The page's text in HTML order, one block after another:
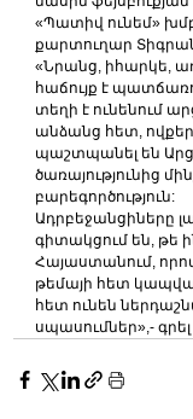
«Պատիվ ունեմ»
քարտուղար
«Նրանց, իհարկե,
հաճույք է
տեղի է ունենում
անձանց հետ,
պաշտպանել են
ծառայությունից
բարեգործություն:
Ադրբեջանցիները
գիտակցում են, թե
Հայաստանում,
թեմայի հետ
հետ ունեն
սպասումներ»,-